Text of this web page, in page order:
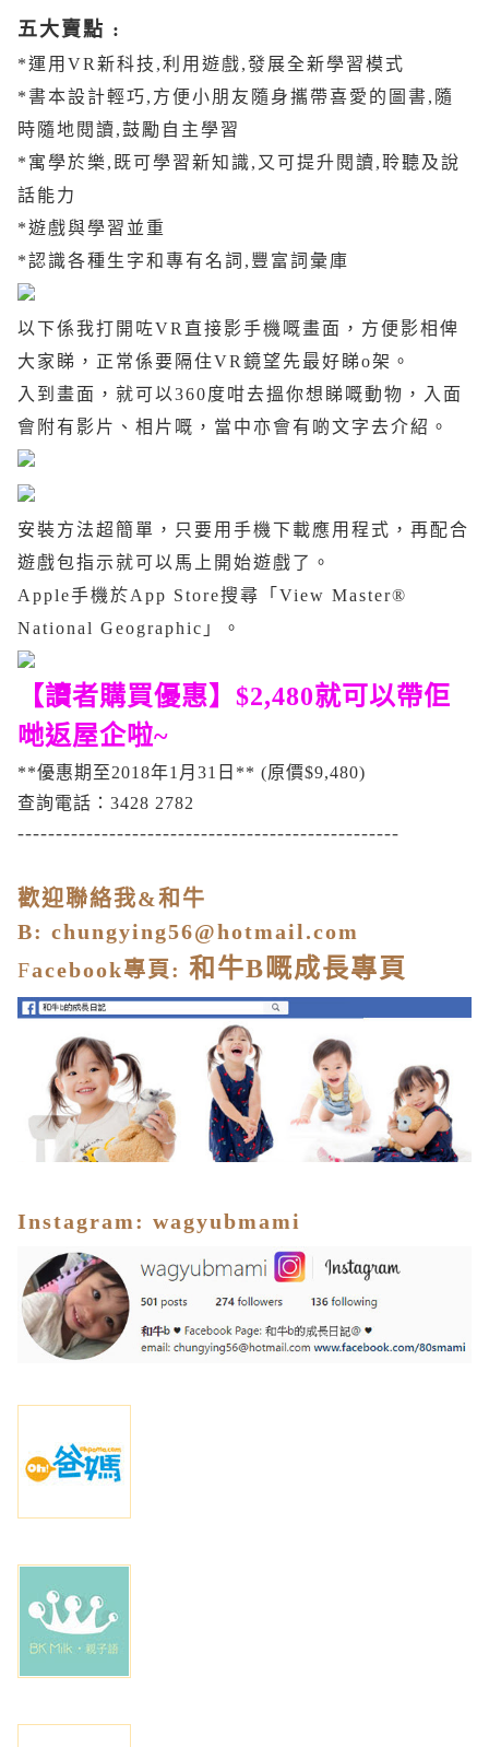
五大賣點 :
*運用 VR 新科技 ,利用遊戲,發展全新學習模式
*書本設計輕巧 , 方便小朋友隨身攜帶喜愛的圖書, 隨
時隨地閱讀 ,鼓勵自主學習
* 寓學於樂, 既可學習新知識, 又可提升閱讀 ,聆聽及說
話能力
*遊戲與學習並重
*認識各種生字和專有名詞 , 豐富詞彙庫
以下係我打開咗VR直接影手機嘅畫面，方便影相俾
大家睇，正常係要隔住VR鏡望先最好睇o架。
入到畫面，就可以360度咁去搵你想睇嘅動物，入面
會附有影片、相片嘅，當中亦會有啲文字去介紹。
安裝方法超簡單，只要用手機下載應用程式，再配合
遊戲包指示就可以馬上開始遊戲了。
Apple手機於App Store搜尋「 View Master®
National Geographic 」。
【讀者購買優惠】$2,480就可以帶佢
哋返屋企啦~
**優惠期至2018年1月31 日** (原價$9,480)
查詢電話：3428 2782
--------------------------------------------------
歡迎聯絡我&和牛
B: chungying56@hotmail.com
Facebook專頁 : 和牛B 嘅成長專頁
Instagram: wagyubmami